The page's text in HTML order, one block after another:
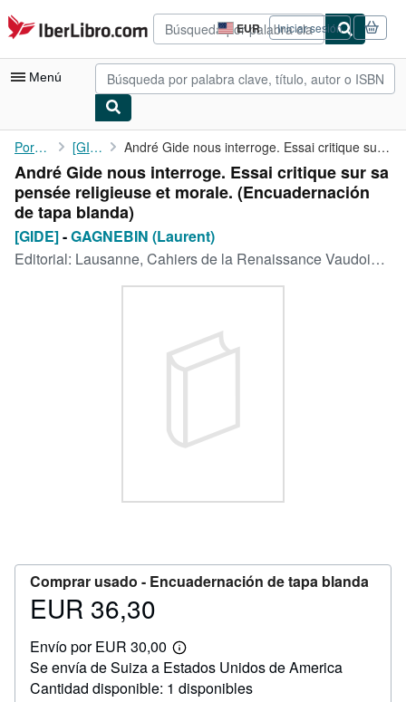
Pasar al contenido principal
IberLibro.com EUR
Preferencias
de
compra
del
Iniciar sesión
Menú
Mi cuenta
Consultar mis pedidos
Búsqueda avanzada
Colecciones
CERRAR
Portada [GIDE] André Gide nous interroge. Essai critique sur sa pensée ...
André Gide nous interroge. Essai critique sur sa
pensée religieuse et morale. (Encuadernación
de tapa blanda)
[GIDE]-GAGNEBIN (Laurent)
Editorial: Lausanne, Cahiers de la Renaissance Vaudoise, 1961.
Comprar usado - Encuadernación de tapa blanda
Precio
36,30
EUR 36,30
Envío por EUR 30,00
Más
información
sobre
las
Se envía de Suiza a Estados Unidos de America
Cantidad disponible: 1 disponibles